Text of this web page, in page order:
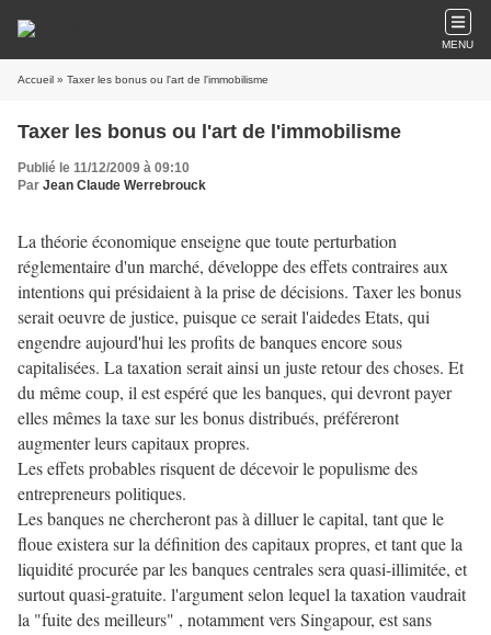
MENU
Accueil » Taxer les bonus ou l'art de l'immobilisme
Taxer les bonus ou l'art de l'immobilisme
Publié le 11/12/2009 à 09:10
Par Jean Claude Werrebrouck
La théorie économique enseigne que toute perturbation
réglementaire d'un marché, développe des effets contraires aux
intentions qui présidaient à la prise de décisions. Taxer les bonus
serait oeuvre de justice, puisque ce serait l'aidedes Etats, qui
engendre aujourd'hui les profits de banques encore sous
capitalisées. La taxation serait ainsi un juste retour des choses. Et
du même coup, il est espéré que les banques, qui devront payer
elles mêmes la taxe sur les bonus distribués, préféreront
augmenter leurs capitaux propres.
Les effets probables risquent de décevoir le populisme des
entrepreneurs politiques.
Les banques ne chercheront pas à dilluer le capital, tant que le
floue existera sur la définition des capitaux propres, et tant que la
liquidité procurée par les banques centrales sera quasi-illimitée, et
surtout quasi-gratuite. l'argument selon lequel la taxation vaudrait
la "fuite des meilleurs" , notamment vers Singapour, est sans